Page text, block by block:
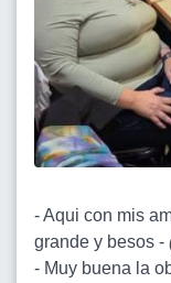
- Aqui con mis
grande y besos -
- Muy buena la